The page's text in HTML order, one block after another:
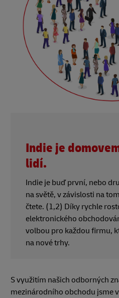
Indie je
lidí.
Indie je buď první, nebo
na světě, v závislosti na
čtete. (1,2) Díky rychle
elektronického
volbou pro každou firmu,
na nové trhy.
S využitím našich odborných
mezinárodního obchodu jsme